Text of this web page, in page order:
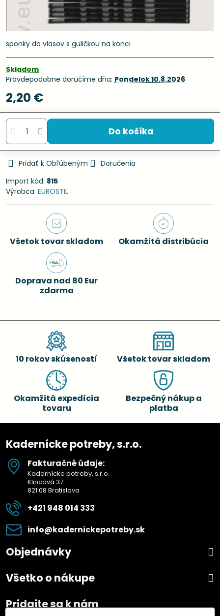
sponky do vlasov s guličkou na konci
Skladom
Pravdepodobne doručíme dňa: Pondelok10.8.2026
2,20 €
Do košíka
Pridať k Obľúbeným
Doručenia
Import kód: 815
Výrobca: EUROSTIL
Všetok tovar skladom Okamžitá distribúcia
Doprava nad 80 Eur
zdarma
10 rokov skúseností Všetok tovar skladom
Okamžitá expedícia
tovaru
Bezpečný nákup a
platba
Kadernícke potreby, s.r.o.
Fakturačné údaje:
Kadernícke potreby, s.r.o.
Klincová 37
821 08 Bratislava
+421 948 014 333
info​@kadernickepotreby​.sk
Objednávky
Všetko o nákupe
Pridajte sa k nám